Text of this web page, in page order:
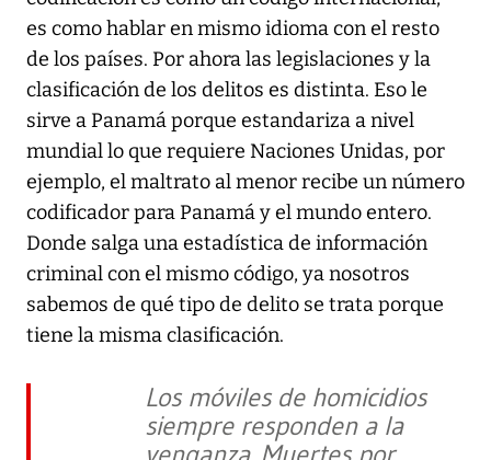
es como hablar en mismo idioma con el resto
de los países. Por ahora las legislaciones y la
clasificación de los delitos es distinta. Eso le
sirve a Panamá porque estandariza a nivel
mundial lo que requiere Naciones Unidas, por
ejemplo, el maltrato al menor recibe un número
codificador para Panamá y el mundo entero.
Donde salga una estadística de información
criminal con el mismo código, ya nosotros
sabemos de qué tipo de delito se trata porque
tiene la misma clasificación.
Los móviles de homicidios
siempre responden a la